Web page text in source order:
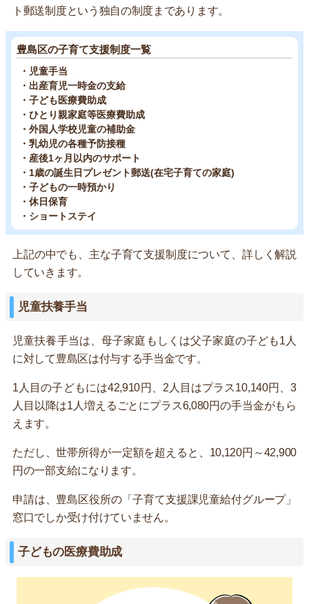
ト郵送制度という独自の制度まであります。
豊島区の子育て支援制度一覧
・児童手当
・出産育児一時金の支給
・子ども医療費助成
・ひとり親家庭等医療費助成
・外国人学校児童の補助金
・乳幼児の各種予防接種
・産後1ヶ月以内のサポート
・1歳の誕生日プレゼント郵送(在宅子育ての家庭)
・子どもの一時預かり
・休日保育
・ショートステイ
上記の中でも、主な子育て支援制度について、詳しく解説
していきます。
児童扶養手当
児童扶養手当は、母子家庭もしくは父子家庭の子ども1人
に対して豊島区は付与する手当金です。
1人目の子どもには42,910円、2人目はプラス10,140円、3
人目以降は1人増えるごとにプラス6,080円の手当金がもら
えます。
ただし、世帯所得が一定額を超えると、10,120円～42,900
円の一部支給になります。
申請は、豊島区役所の「子育て支援課児童給付グループ」
窓口でしか受け付けていません。
子どもの医療費助成